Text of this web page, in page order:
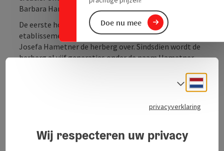
Doe nu mee
Barbara Hametner.
De eerste horecavergunning werd in 1791 aan ons
etablissement verleend. In 1873 namen Anton en
Josefa Hametner de herberg over. Sindsdien wordt de
herberg al vijf generaties onder de naam Hametner
Net als het Innviertlerhaus, dat ze overnam van haar
Beschrijving volledig aangeven
privacyverklaring
Wij respecteren uw privacy